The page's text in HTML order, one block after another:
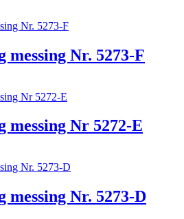
messing Nr. 5273-F
messing Nr 5272-E
messing Nr. 5273-D